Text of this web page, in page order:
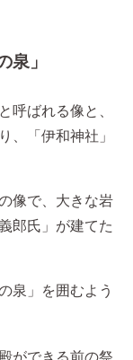
泉」
と呼ばれる像と、
、「伊和神社」
像で、大きな岩
郎氏」が建てた
泉」を囲むよう
ができる前の祭